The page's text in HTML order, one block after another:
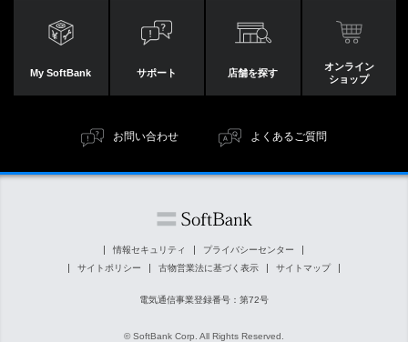
My SoftBank サポート 店舗を探す
オンライン
ショップ
お問い合わせ よくあるご質問
情報セキュリティ
プライバシーセンター
サイトポリシー
古物営業法に基づく表示 サイトマップ
電気通信事業登録番号：第72号
© SoftBank Corp. All Rights Reserved.